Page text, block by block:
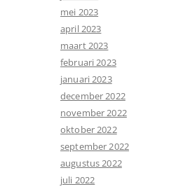
mei 2023
april 2023
maart 2023
februari 2023
januari 2023
december 2022
november 2022
oktober 2022
september 2022
augustus 2022
juli 2022